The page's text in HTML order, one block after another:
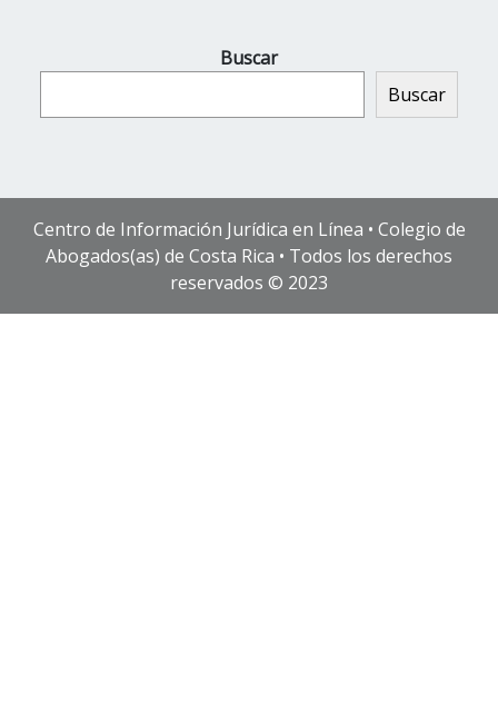
Buscar
Buscar
Centro de Información Jurídica en Línea • Colegio de
Abogados(as) de Costa Rica • Todos los derechos
reservados © 2023